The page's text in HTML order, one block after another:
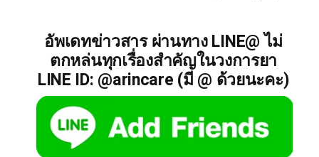
อัพเดทข่าวสาร ผ่านทาง LINE@ ไม่
ตกหล่นทุกเรื่องสำคัญในวงการยา
LINE ID: @arincare (มี @ ด้วยนะคะ)